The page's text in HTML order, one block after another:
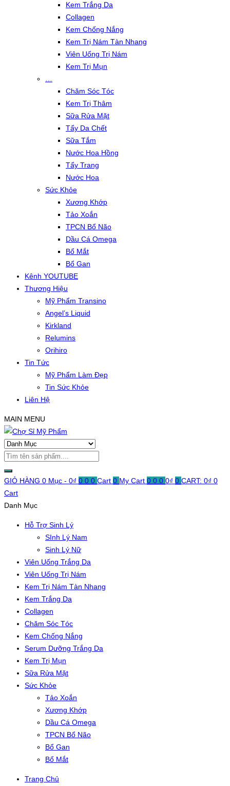
Kem Trắng Da
Collagen
Kem Chống Nắng
Kem Trị Nám Tàn Nhang
Viên Uống Trị Nám
Kem Trị Mụn
Chăm Sóc Tóc
Kem Trị Thâm
Sữa Rửa Mặt
Tẩy Da Chết
Sữa Tắm
Nước Hoa Hồng
Tẩy Trang
Nước Hoa
Sức Khỏe
Xương Khớp
Tảo Xoắn
TPCN Bổ Não
Dầu Cá Omega
Bổ Mắt
Bổ Gan
Kênh YOUTUBE
Thương Hiệu
Mỹ Phẩm Transino
Angel’s Liquid
Kirkland
Relumins
Orihiro
Tin Tức
Mỹ Phẩm Làm Đẹp
Tin Sức Khỏe
Liên Hệ
MAIN MENU
GIỎ HÀNG 0 Mục - 0₫ 0 0 0 Cart 0 My Cart 0 0 0 0₫ 0 CART: 0₫ 0
Cart
Danh Mục
Hỗ Trợ Sinh Lý
SInh Lý Nam
Sinh Lý Nữ
Viên Uống Trắng Da
Viên Uống Trị Nám
Kem Trị Nám Tàn Nhang
Kem Trắng Da
Collagen
Chăm Sóc Tóc
Kem Chống Nắng
Serum Dưỡng Trắng Da
Kem Trị Mụn
Sữa Rửa Mặt
Sức Khỏe
Tảo Xoắn
Xương Khớp
Dầu Cá Omega
TPCN Bổ Não
Bổ Gan
Bổ Mắt
Trang Chủ